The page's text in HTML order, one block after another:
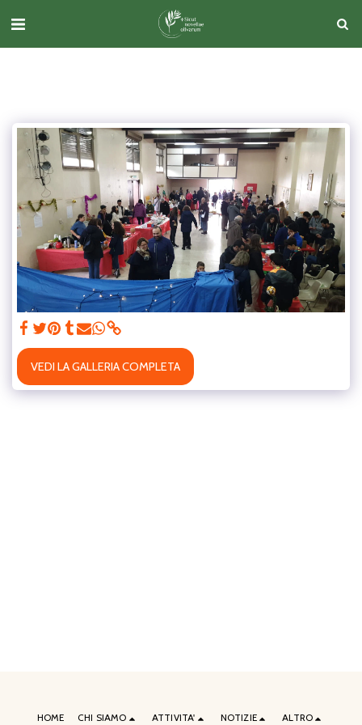
VEDI LA GALLERIA COMPLETA
HOME CHI SIAMO ATTIVITA' NOTIZIE ALTRO